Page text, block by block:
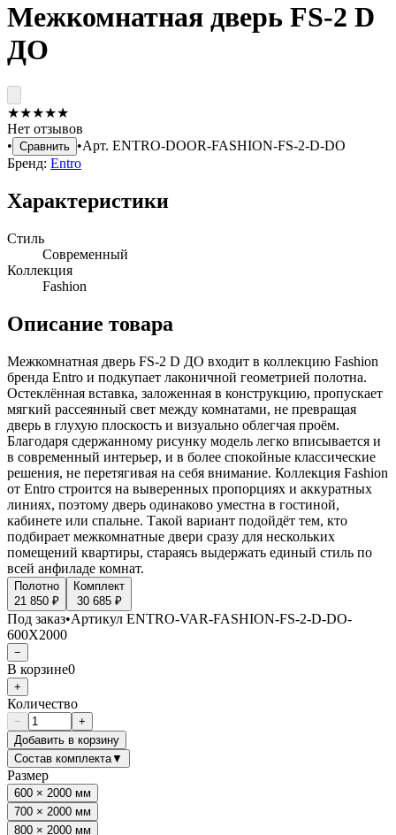
Межкомнатная дверь FS-2 D
ДО
★★★★★
Нет отзывов
• Сравнить •Арт. ENTRO-DOOR-FASHION-FS-2-D-DO
Бренд: Entro
Характеристики
Стиль
Современный
Коллекция
Fashion
Описание товара
Межкомнатная дверь FS-2 D ДО входит в коллекцию Fashion
бренда Entro и подкупает лаконичной геометрией полотна.
Остеклённая вставка, заложенная в конструкцию, пропускает
мягкий рассеянный свет между комнатами, не превращая
дверь в глухую плоскость и визуально облегчая проём.
Благодаря сдержанному рисунку модель легко вписывается и
в современный интерьер, и в более спокойные классические
решения, не перетягивая на себя внимание. Коллекция Fashion
от Entro строится на выверенных пропорциях и аккуратных
линиях, поэтому дверь одинаково уместна в гостиной,
кабинете или спальне. Такой вариант подойдёт тем, кто
подбирает межкомнатные двери сразу для нескольких
помещений квартиры, стараясь выдержать единый стиль по
всей анфиладе комнат.
Полотно
21 850 ₽
Комплект
30 685 ₽
Под заказ•Артикул ENTRO-VAR-FASHION-FS-2-D-DO-
600X2000
−
В корзине0
+
Количество
−
+
Добавить в корзину
Состав комплекта▼
Размер
600 × 2000 мм
700 × 2000 мм
800 × 2000 мм